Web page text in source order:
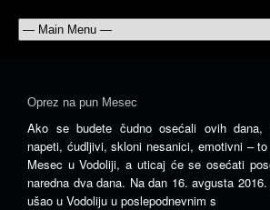
Oprez na pun Mesec
Ako se budete čudno osećali ovih dana,
napeti, ćudljivi, skloni nesanici, emotivni –
Mesec u Vodoliji, a uticaj će se osećati
naredna dva dana. Na dan 16. avgusta
ušao u Vodoliju u poslepodnevnim s